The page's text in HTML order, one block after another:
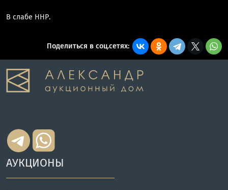
В слабе ННР.
Поделиться в соц.сетях:
АУКЦИОНЫ